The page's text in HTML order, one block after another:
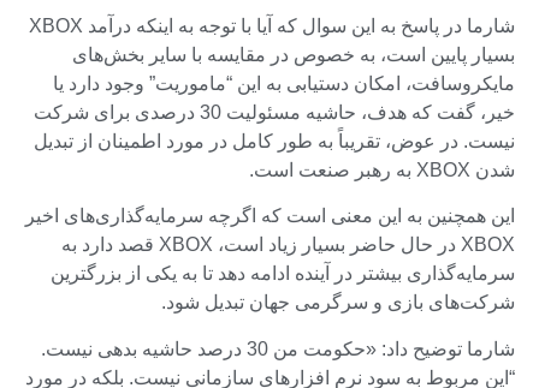
شارما در پاسخ به این سوال که آیا با توجه به اینکه درآمد XBOX
بسیار پایین است، به خصوص در مقایسه با سایر بخش‌های
مایکروسافت، امکان دستیابی به این “ماموریت” وجود دارد یا
خیر، گفت که هدف، حاشیه مسئولیت 30 درصدی برای شرکت
نیست. در عوض، تقریباً به طور کامل در مورد اطمینان از تبدیل
شدن XBOX به رهبر صنعت است.
این همچنین به این معنی است که اگرچه سرمایه‌گذاری‌های اخیر
XBOX در حال حاضر بسیار زیاد است، XBOX قصد دارد به
سرمایه‌گذاری بیشتر در آینده ادامه دهد تا به یکی از بزرگترین
شرکت‌های بازی و سرگرمی جهان تبدیل شود.
شارما توضیح داد: «حکومت من 30 درصد حاشیه بدهی نیست.
“این مربوط به سود نرم افزارهای سازمانی نیست. بلکه در مورد